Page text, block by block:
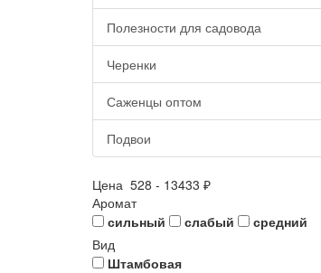
Полезности для садовода
Черенки
Саженцы оптом
Подвои
Цена 528 - 13433 ₽
Аромат
сильный
слабый
средний
Вид
Штамбовая